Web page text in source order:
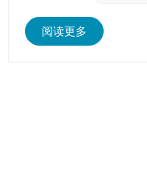
阅读更多